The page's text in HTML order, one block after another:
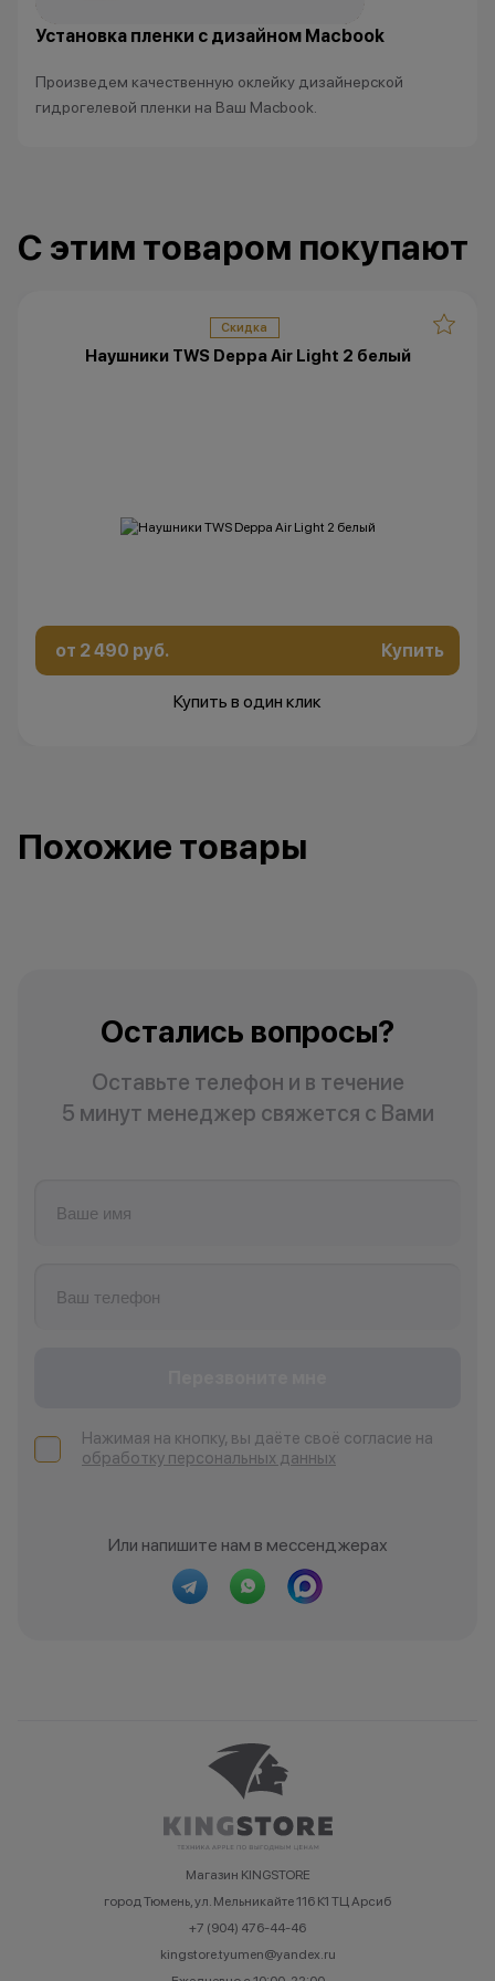
право отказать в заключении
договора купли-продажи по
усмотрение имеет право
изменить условия акции в
Установка пленки с дизайном Macbook
Произведем качественную оклейку дизайнерской
гидрогелевой пленки на Ваш Macbook.
С этим товаром покупают
Скидка
Наушники TWS Deppa Air Light 2 белый
от 2 490 руб. Купить
Купить в один клик
Похожие товары
Остались вопросы?
Оставьте телефон и в течение
5 минут менеджер свяжется с Вами
Нажимая на кнопку, вы даёте своё согласие на
обработку персональных данных
Или напишите нам в мессенджерах
Магазин KINGSTORE
город Тюмень, ул. Мельникайте 116 К1 ТЦ Арсиб
+7 (904) 476-44-46
kingstore.tyumen@yandex.ru